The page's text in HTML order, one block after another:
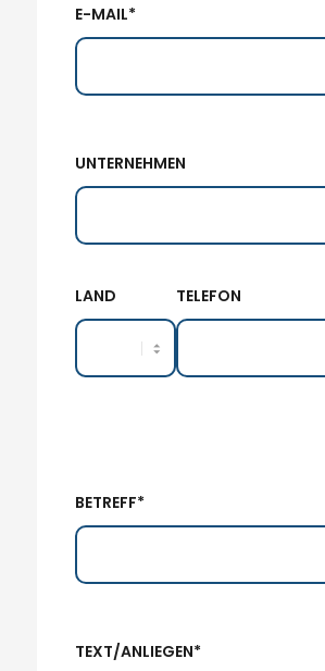
E-MAIL*
UNTERNEHMEN
LAND TELEFON
BETREFF*
TEXT/ANLIEGEN*